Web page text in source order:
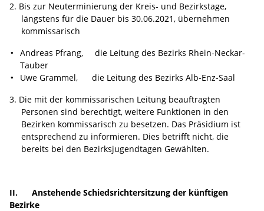
Bis zur Neuterminierung der Kreis- und Bezirkstage,
längstens für die Dauer bis 30.06.2021, übernehmen
kommissarisch
Andreas Pfrang, die Leitung des Bezirks Rhein-Neckar-
Tauber
Uwe Grammel, die Leitung des Bezirks Alb-Enz-Saal
Die mit der kommissarischen Leitung beauftragten
Personen sind berechtigt, weitere Funktionen in den
Bezirken kommissarisch zu besetzen. Das Präsidium ist
entsprechend zu informieren. Dies betrifft nicht, die
bereits bei den Bezirksjugendtagen Gewählten.
II. Anstehende Schiedsrichtersitzung der künftigen
Bezirke